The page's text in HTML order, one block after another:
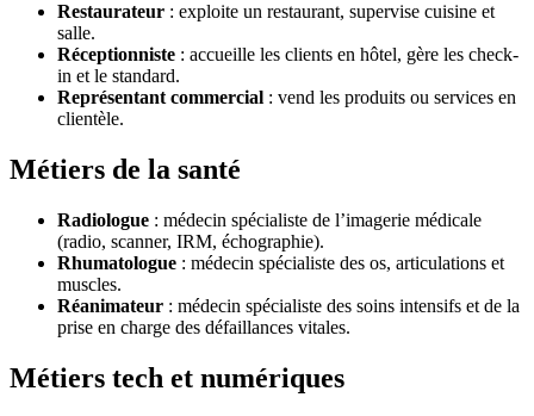
Restaurateur : exploite un restaurant, supervise cuisine et
salle.
Réceptionniste : accueille les clients en hôtel, gère les check-
in et le standard.
Représentant commercial : vend les produits ou services en
clientèle.
Métiers de la santé
Radiologue : médecin spécialiste de l’imagerie médicale
(radio, scanner, IRM, échographie).
Rhumatologue : médecin spécialiste des os, articulations et
muscles.
Réanimateur : médecin spécialiste des soins intensifs et de la
prise en charge des défaillances vitales.
Métiers tech et numériques